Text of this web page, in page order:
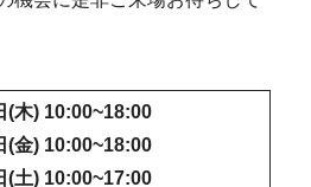
(木) 10:00~18:00
(金) 10:00~18:00
(土) 10:00~17:00